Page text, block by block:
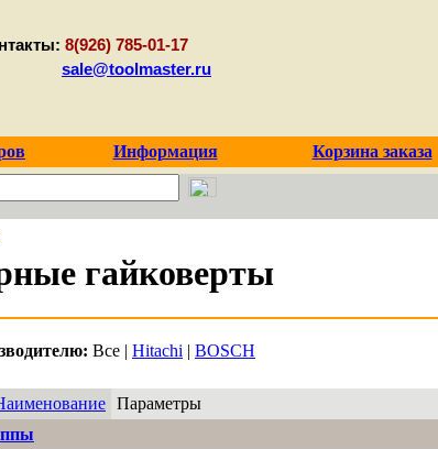
8(926) 785-01-17
sale@toolmaster.ru
Информация Корзина заказа
гайковерты
Все | Hitachi | BOSCH
Параметры